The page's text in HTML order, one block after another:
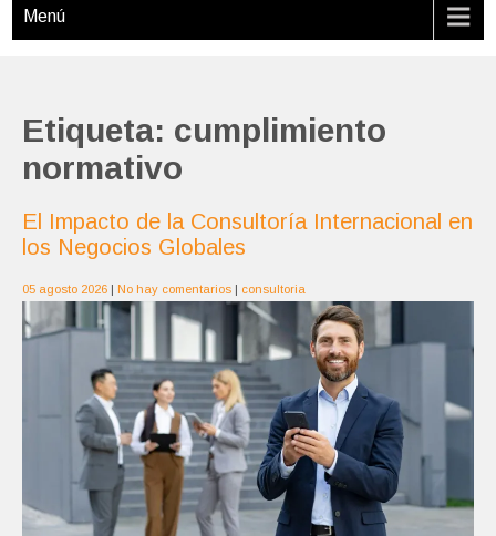
Menú
Etiqueta: cumplimiento
normativo
El Impacto de la Consultoría Internacional en
los Negocios Globales
05 agosto 2026 | No hay comentarios | consultoria